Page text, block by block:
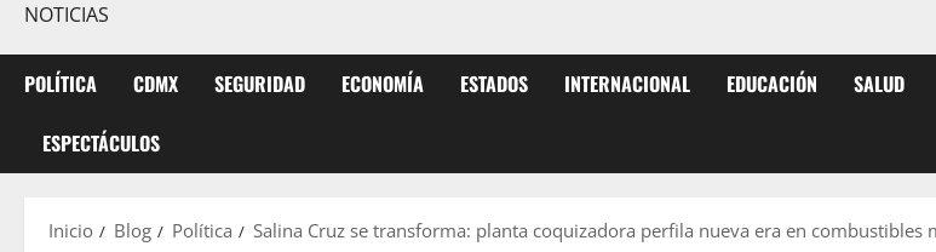
NOTICIAS
POLÍTICA CDMX SEGURIDAD ECONOMÍA ESTADOS INTERNACIONAL EDUCACIÓN SALUD
ESPECTÁCULOS
Inicio Blog Política Salina Cruz se transforma: planta coquizadora perfila nueva era en combustibles